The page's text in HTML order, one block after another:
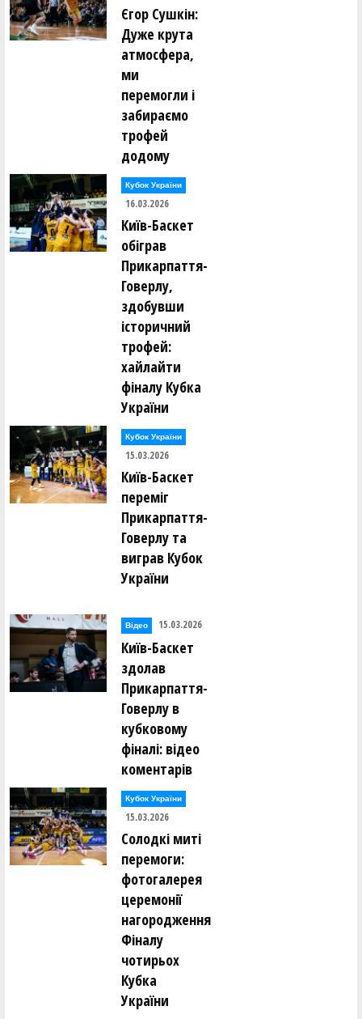
Єгор Сушкін:
Дуже крута
атмосфера,
ми
перемогли і
забираємо
трофей
додому
Кубок України
16.03.2026
Київ-Баскет
обіграв
Прикарпаття-
Говерлу,
здобувши
історичний
трофей:
хайлайти
фіналу Кубка
України
Кубок України
15.03.2026
Київ-Баскет
переміг
Прикарпаття-
Говерлу та
виграв Кубок
України
Відео 15.03.2026
Київ-Баскет
здолав
Прикарпаття-
Говерлу в
кубковому
фіналі: відео
коментарів
Кубок України
15.03.2026
Солодкі миті
перемоги:
фотогалерея
церемонії
нагородження
Фіналу
чотирьох
Кубка
України